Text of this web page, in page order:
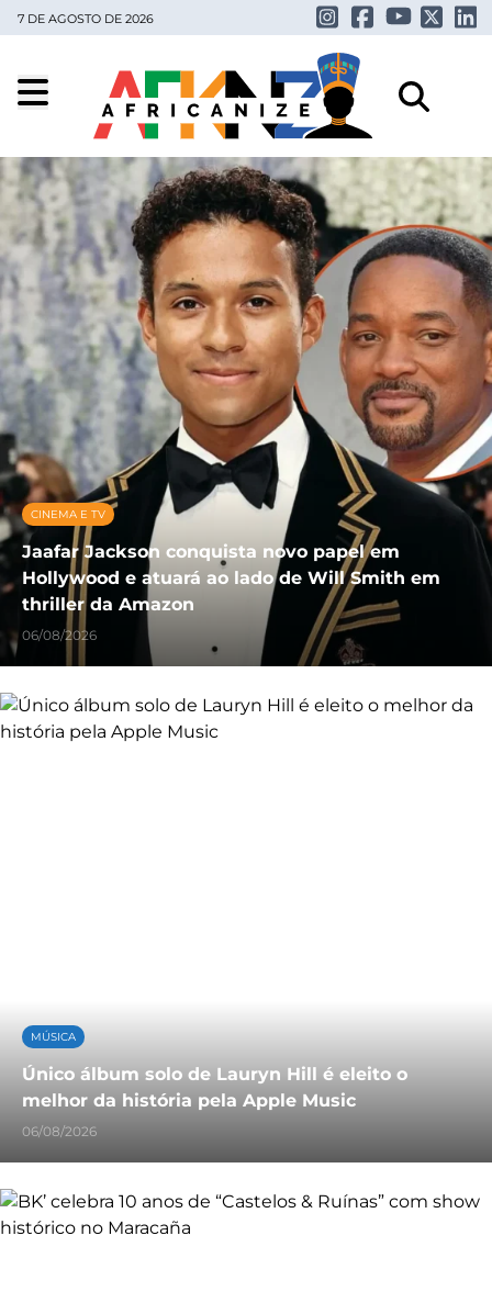
7 DE AGOSTO DE 2026
CINEMA E TV
Jaafar Jackson conquista novo papel em
Hollywood e atuará ao lado de Will Smith em
thriller da Amazon
06/08/2026
MÚSICA
Único álbum solo de Lauryn Hill é eleito o
melhor da história pela Apple Music
06/08/2026